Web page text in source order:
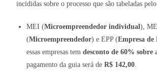
incididas sobre o processo que são tabeladas
MEI (Microempreendedor individual), ME
(Microempreendedor) e EPP (Empresa de
essas empresas temdesconto de 60% sobre
pagamento da guia será deR$ 142,00